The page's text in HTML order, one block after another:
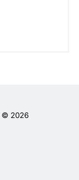
© 2026